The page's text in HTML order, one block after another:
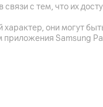
д.19/А, пом. 3/2,2-й
с тем, что их
они могут
приложения Samsung